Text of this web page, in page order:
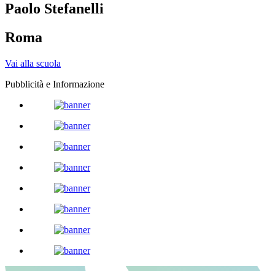
Paolo Stefanelli
Roma
Vai alla scuola
Pubblicità e Informazione